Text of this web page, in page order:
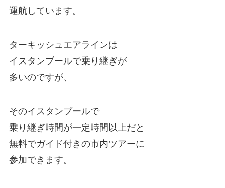
運航しています。
ターキッシュエアラインは
イスタンブールで乗り継ぎが
多いのですが、
そのイスタンブールで
乗り継ぎ時間が一定時間以上だと
無料でガイド付きの市内ツアーに
参加できます。